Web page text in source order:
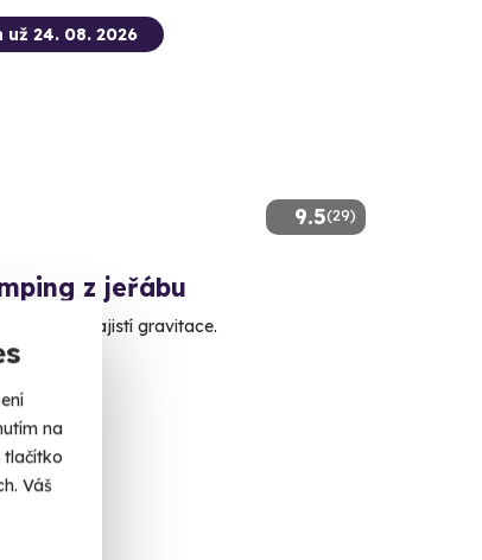
na
tlačítko
Váš
9.5(29)
24. 08. 2026
z jeřábu
zbytek zajistí gravitace.